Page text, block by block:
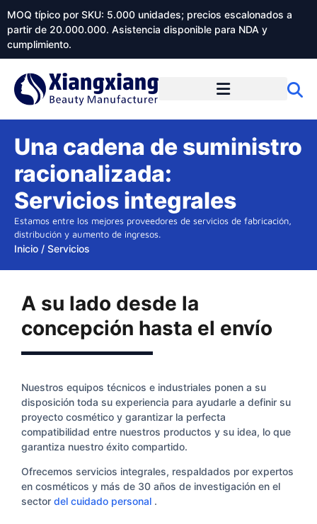
MOQ típico por SKU: 5.000 unidades; precios escalonados a
partir de 20.000.000. Asistencia disponible para NDA y
cumplimiento.
Una cadena de suministro
racionalizada:
Servicios integrales
Estamos entre los mejores proveedores de servicios de fabricación,
distribución y aumento de ingresos.
Inicio / Servicios
A su lado desde la
concepción hasta el envío
Nuestros equipos técnicos e industriales ponen a su
disposición toda su experiencia para ayudarle a definir su
proyecto cosmético y garantizar la perfecta
compatibilidad entre nuestros productos y su idea, lo que
garantiza nuestro éxito compartido.
Ofrecemos servicios integrales, respaldados por expertos
en cosméticos y más de 30 años de investigación en el
sector del cuidado personal .